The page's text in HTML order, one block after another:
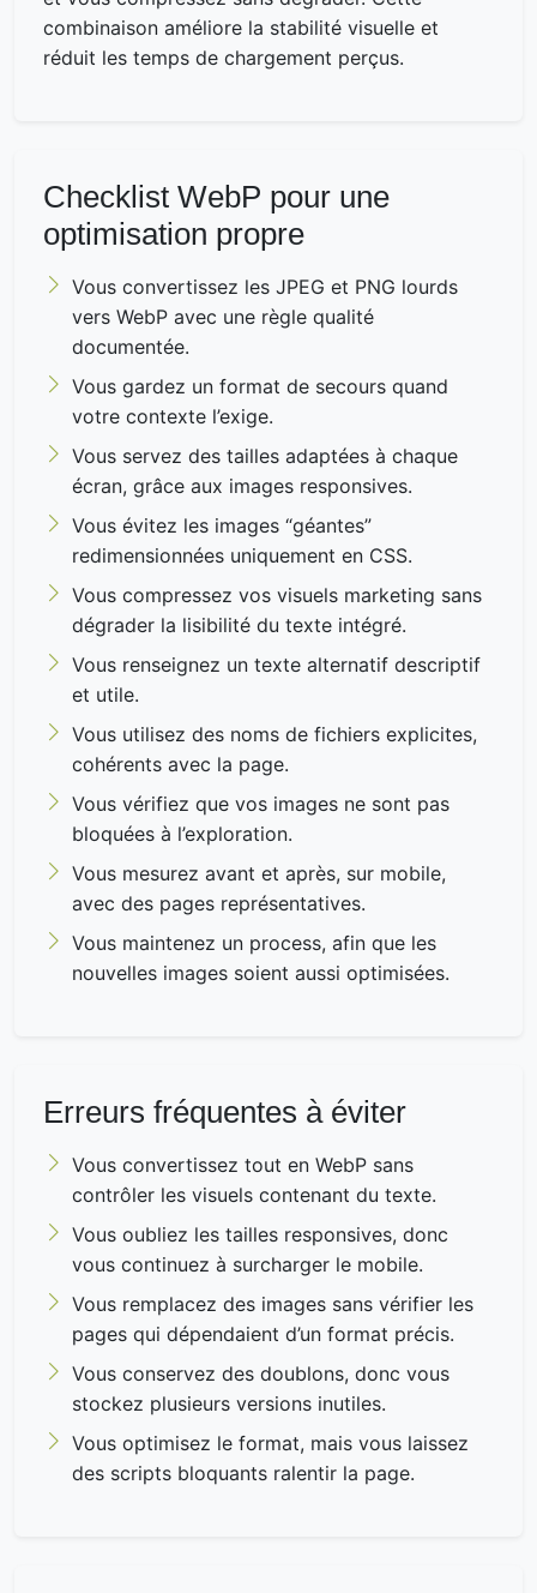
combinaison améliore la stabilité visuelle et
réduit les temps de chargement perçus.
Checklist WebP pour une
optimisation propre
Vous convertissez les JPEG et PNG lourds
vers WebP avec une règle qualité
documentée.
Vous gardez un format de secours quand
votre contexte l’exige.
Vous servez des tailles adaptées à chaque
écran, grâce aux images responsives.
Vous évitez les images “géantes”
redimensionnées uniquement en CSS.
Vous compressez vos visuels marketing sans
dégrader la lisibilité du texte intégré.
Vous renseignez un texte alternatif descriptif
et utile.
Vous utilisez des noms de fichiers explicites,
cohérents avec la page.
Vous vérifiez que vos images ne sont pas
bloquées à l’exploration.
Vous mesurez avant et après, sur mobile,
avec des pages représentatives.
Vous maintenez un process, afin que les
nouvelles images soient aussi optimisées.
Erreurs fréquentes à éviter
Vous convertissez tout en WebP sans
contrôler les visuels contenant du texte.
Vous oubliez les tailles responsives, donc
vous continuez à surcharger le mobile.
Vous remplacez des images sans vérifier les
pages qui dépendaient d’un format précis.
Vous conservez des doublons, donc vous
stockez plusieurs versions inutiles.
Vous optimisez le format, mais vous laissez
des scripts bloquants ralentir la page.